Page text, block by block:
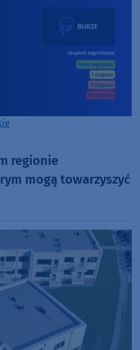
regionie
mogą towarzyszyć